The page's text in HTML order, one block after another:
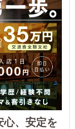
、安定を